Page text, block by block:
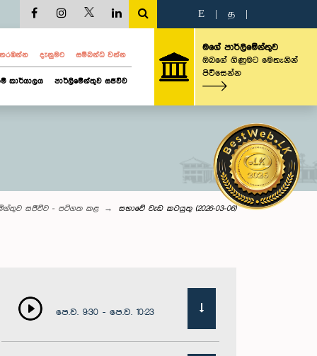
E த
දැනුමට සම්බන්ධ වන්න
කාර්යාලය පාර්ලිමේන්තුව සජීවීව
මගේ පාර්ලිමේන්තුව
ඔබගේ ගිණුමට මෙතැනින්
පිවිසෙන්න
සජීවීව - පටිගත කළ සභාවේ වැඩ කටයුතු (2026-03-06)
පෙ.ව. 9:30 - පෙ.ව. 10:23